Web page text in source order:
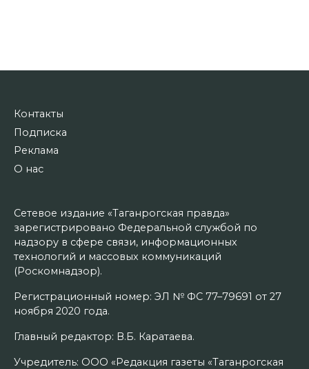
Контакты
Подписка
Реклама
О нас
Сетевое издание «Таганрогская правда»
зарегистрировано Федеральной службой по
надзору в сфере связи, информационных
технологий и массовых коммуникаций
(Роскомнадзор).
Регистрационный номер: ЭЛ № ФС 77–79691 от 27
ноября 2020 года.
Главный редактор: В.Б. Каратаева.
Учредитель: ООО «Редакция газеты «Таганрогская